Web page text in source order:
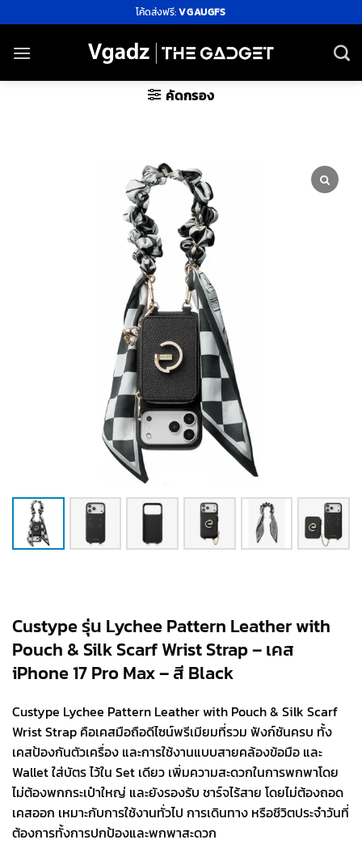
ไป
ยัง
โค้ดส่งฟรี:VGAUGFS
คัดกรอง
Custype รุ่น Lychee Pattern Leather with
Pouch & Silk Scarf Wrist Strap – เคส
iPhone 17 Pro Max – สี Black
Custype Lychee Pattern Leather with Pouch & Silk Scarf
Wrist Strap คือเคสมือถือดีไซน์พรีเมียมที่รวม ฟังก์ชันครบ ทั้ง
เคสป้องกันตัวเครื่อง และการใช้งานแบบสายคล้องข้อมือ และ
Wallet ใส่บัตร ไว้ใน Set เดียว เพิ่มความสะดวกในการพกพาโดย
ไม่ต้องพกกระเป๋าใหญ่ และยังรองรับ ชาร์จไร้สาย โดยไม่ต้องถอด
เคสออก เหมาะกับการใช้งานทั่วไป การเดินทาง หรือชีวิตประจำวันที่
ต้องการทั้งการปกป้องและพกพาสะดวก